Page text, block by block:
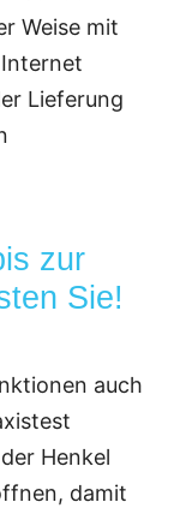
Weise mit
Lieferung
zur
Sie!
auch
Henkel
damit